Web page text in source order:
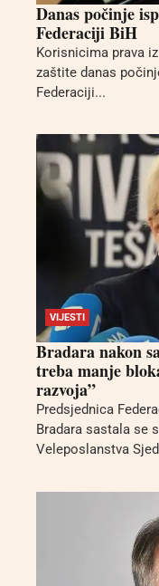
Danas počinje
Federaciji BiH
Korisnicima prava
zaštite danas
Federaciji...
VIJESTI
Bradara nakon
treba manje
razvoja”
Predsjednica
Bradara sastala se
Veleposlanstva